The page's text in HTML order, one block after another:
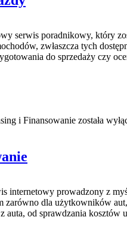
serwis poradnikowy, który
zwłaszcza tych
do sprzedaży czy
i Finansowanie została
internetowy prowadzony z
zarówno dla użytkowników
auta, od sprawdzania